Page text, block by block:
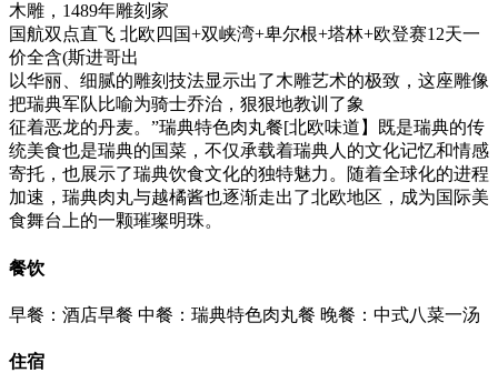
木雕，1489年雕刻家
国航双点直飞 北欧四国+双峡湾+卑尔根+塔林+欧登赛12天一
价全含(斯进哥出
以华丽、细腻的雕刻技法显示出了木雕艺术的极致，这座雕像
把瑞典军队比喻为骑士乔治，狠狠地教训了象
征着恶龙的丹麦。”瑞典特色肉丸餐[北欧味道】既是瑞典的传
统美食也是瑞典的国菜，不仅承载着瑞典人的文化记忆和情感
寄托，也展示了瑞典饮食文化的独特魅力。随着全球化的进程
加速，瑞典肉丸与越橘酱也逐渐走出了北欧地区，成为国际美
食舞台上的一颗璀璨明珠。
餐饮
早餐：酒店早餐 中餐：瑞典特色肉丸餐 晚餐：中式八菜一汤
住宿